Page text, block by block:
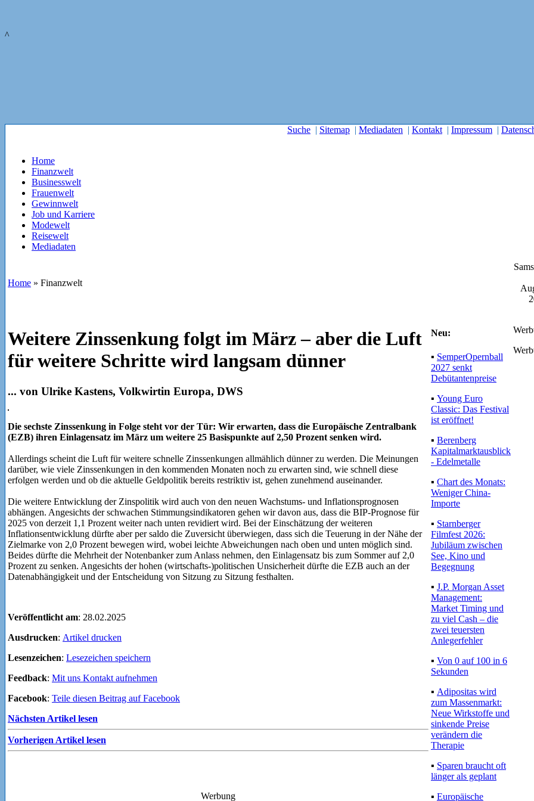
^
Suche | Sitemap | Mediadaten | Kontakt | Impressum |
Home
Finanzwelt
Businesswelt
Frauenwelt
Gewinnwelt
Job und Karriere
Modewelt
Reisewelt
Mediadaten
Home » Finanzwelt
Weitere Zinssenkung folgt im März – aber die Luft
für weitere Schritte wird langsam dünner
... von Ulrike Kastens, Volkwirtin Europa, DWS
Die sechste Zinssenkung in Folge steht vor der Tür: Wir erwarten, dass die Europäische Zentralbank
(EZB) ihren Einlagensatz im März um weitere 25 Basispunkte auf 2,50 Prozent senken wird.
Allerdings scheint die Luft für weitere schnelle Zinssenkungen allmählich dünner zu werden. Die Meinungen
darüber, wie viele Zinssenkungen in den kommenden Monaten noch zu erwarten sind, wie schnell diese
erfolgen werden und ob die aktuelle Geldpolitik bereits restriktiv ist, gehen zunehmend auseinander.
Die weitere Entwicklung der Zinspolitik wird auch von den neuen Wachstums- und Inflationsprognosen
abhängen. Angesichts der schwachen Stimmungsindikatoren gehen wir davon aus, dass die BIP-Prognose für
2025 von derzeit 1,1 Prozent weiter nach unten revidiert wird. Bei der Einschätzung der weiteren
Inflationsentwicklung dürfte aber per saldo die Zuversicht überwiegen, dass sich die Teuerung in der Nähe der
Zielmarke von 2,0 Prozent bewegen wird, wobei leichte Abweichungen nach oben und unten möglich sind.
Beides dürfte die Mehrheit der Notenbanker zum Anlass nehmen, den Einlagensatz bis zum Sommer auf 2,0
Prozent zu senken. Angesichts der hohen (wirtschafts-)politischen Unsicherheit dürfte die EZB auch an der
Datenabhängigkeit und der Entscheidung von Sitzung zu Sitzung festhalten.
Veröffentlicht am: 28.02.2025
Ausdrucken: Artikel drucken
Lesenzeichen: Lesezeichen speichern
Feedback: Mit uns Kontakt aufnehmen
Facebook: Teile diesen Beitrag auf Facebook
Nächsten Artikel lesen
Vorherigen Artikel lesen
Neu:
▪ SemperOpernball
2027 senkt
Debütantenpreise
▪ Young Euro
Classic: Das Festival
ist eröffnet!
▪ Berenberg
Kapitalmarktausblick
- Edelmetalle
▪ Chart des Monats:
Weniger China-
Importe
▪ Starnberger
Filmfest 2026:
Jubiläum zwischen
See, Kino und
Begegnung
▪ J.P. Morgan Asset
Management:
Market Timing und
zu viel Cash – die
zwei teuersten
Anlegerfehler
▪ Von 0 auf 100 in 6
Sekunden
▪ Adipositas wird
zum Massenmarkt:
Neue Wirkstoffe und
sinkende Preise
verändern die
Therapie
▪ Sparen braucht oft
länger als geplant
▪ Europäische
Werbung